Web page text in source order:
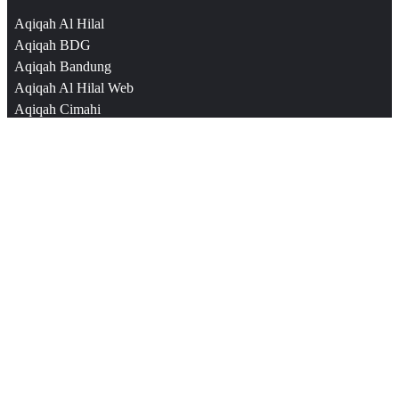
Aqiqah Al Hilal
Aqiqah BDG
Aqiqah Bandung
Aqiqah Al Hilal Web
Aqiqah Cimahi